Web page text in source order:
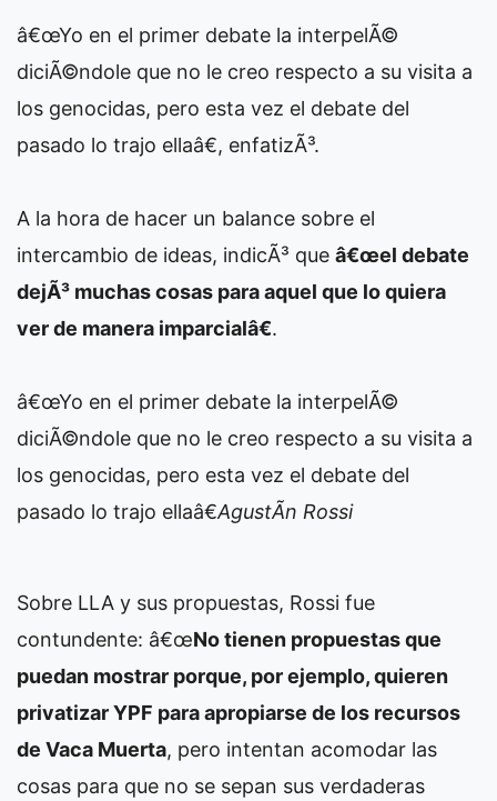
â€œYo en el primer debate la interpelÃ©
diciÃ©ndole que no le creo respecto a su visita a
los genocidas, pero esta vez el debate del
pasado lo trajo ellaâ€, enfatizÃ³.
A la hora de hacer un balance sobre el
intercambio de ideas, indicÃ³ que â€œel debate
dejÃ³ muchas cosas para aquel que lo quiera
ver de manera imparcialâ€.
â€œYo en el primer debate la interpelÃ©
diciÃ©ndole que no le creo respecto a su visita a
los genocidas, pero esta vez el debate del
pasado lo trajo ellaâ€AgustÃ­n Rossi
Sobre LLA y sus propuestas, Rossi fue
contundente: â€œNo tienen propuestas que
puedan mostrar porque, por ejemplo, quieren
privatizar YPF para apropiarse de los recursos
de Vaca Muerta, pero intentan acomodar las
cosas para que no se sepan sus verdaderas